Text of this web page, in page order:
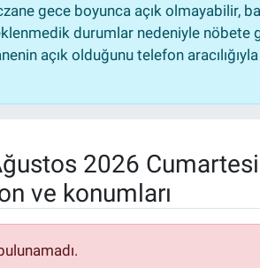
gece boyunca açık olmayabilir,
durumlar nedeniyle nöbete
açık olduğunu telefon
2026
ve konumları